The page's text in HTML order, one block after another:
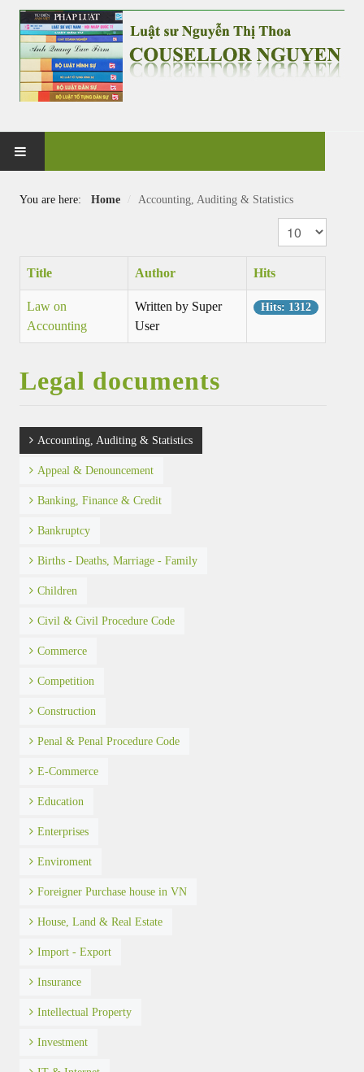
G&V CO., LTD
NEWS & EVENT
ATTORNEY AT LAW
ANH QUANG LAW FIRM
You are here: Home / Accounting, Auditing & Statistics
Display #
Title Author Hits
Law on
Accounting
Written by Super
User
Hits: 1312
Legal documents
Accounting, Auditing & Statistics
Appeal & Denouncement
Banking, Finance & Credit
Bankruptcy
Births - Deaths, Marriage - Family
Children
Civil & Civil Procedure Code
Commerce
Competition
Construction
Penal & Penal Procedure Code
E-Commerce
Education
Enterprises
Enviroment
Foreigner Purchase house in VN
House, Land & Real Estate
Import - Export
Insurance
Intellectual Property
Investment